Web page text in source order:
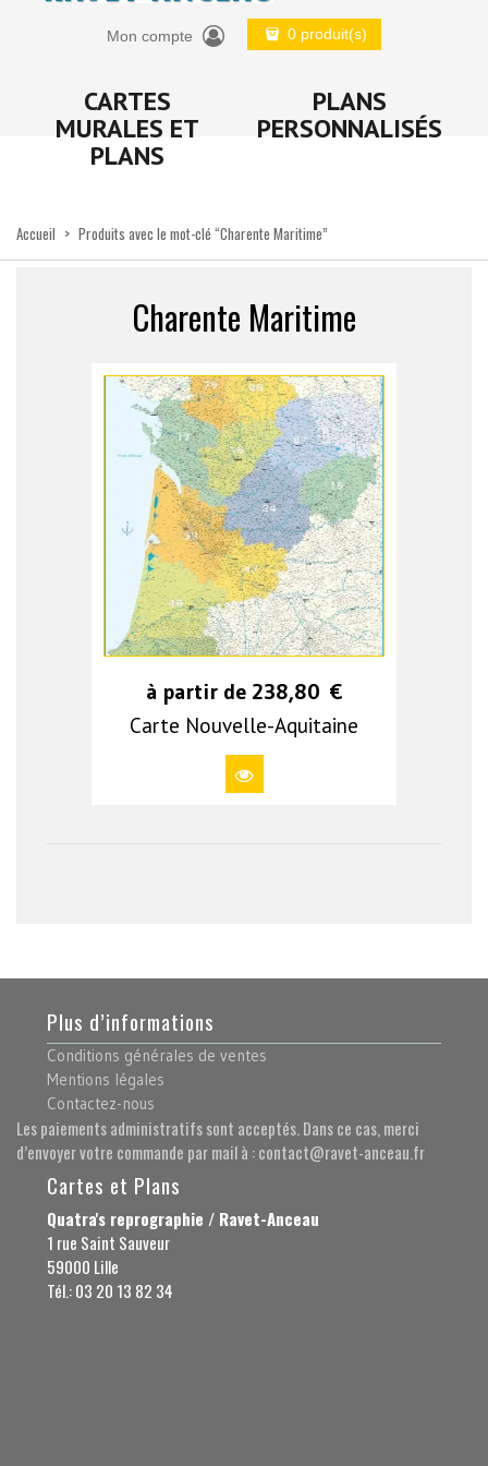
Mon compte 0 produit(s)
CARTES
MURALES ET
PLANS
PLANS
PERSONNALISÉS
Accueil > Produits avec le mot-clé “Charente Maritime”
Charente Maritime
à partir de 238,80 €
Carte Nouvelle-Aquitaine
Plus d’informations
Conditions générales de ventes
Mentions légales
Contactez-nous
Les paiements administratifs sont acceptés. Dans ce cas, merci
d’envoyer votre commande par mail à : contact@ravet-anceau.fr
Cartes et Plans
Quatra's reprographie / Ravet-Anceau
1 rue Saint Sauveur
59000 Lille
Tél.: 03 20 13 82 34